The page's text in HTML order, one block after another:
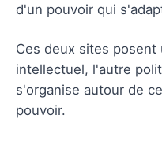
d'un pouvoir qui
Ces deux sites
intellectuel, l'autre
s'organise autour de
pouvoir.